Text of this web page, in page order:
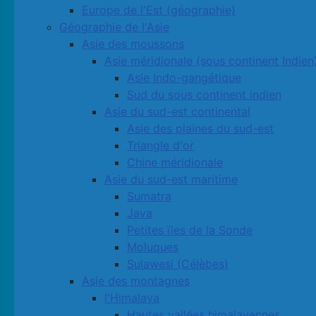
Europe de l'Est (géographie)
Géographie de l'Asie
Asie des moussons
Asie méridionale (sous continent
Asie Indo-gangétique
Sud du sous continent indien
Asie du sud-est continental
Asie des plaines du sud-est
Triangle d'or
Chine méridionale
Asie du sud-est maritime
Sumatra
Java
Petites ïles de la Sonde
Moluques
Sulawesi (Célèbes)
Asie des montagnes
l'Himalaya